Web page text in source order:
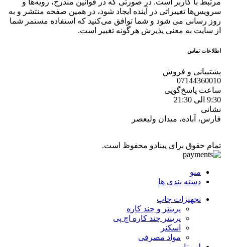
مرتبط با کاربر است. در صورتی که در قوانین مندرج، رویه‏‌ها و
سرویس‏‌ها تغییراتی در آینده ایجاد شود، در همین صفحه منتشر و به
روز رسانی می شود و شما توافق می‏‌کنید که استفاده مستمر شما
از سایت به معنی پذیرش هرگونه تغییر است.
اطلاعات تماس
پشتیبانی و فروش
07144360010
ساعت پاسخ‌گویی
9:30 الی 21:30
نشانی
فارس، آباده، میدان ولیعصر
تمام حقوق برای پینادو محفوظ است.
منو
دسته بندی ها
تجهیزات چاپ
پرینتر و چند کاره
پرینتر چند کاره اچ پی
اسکنر
مواد مصرفی